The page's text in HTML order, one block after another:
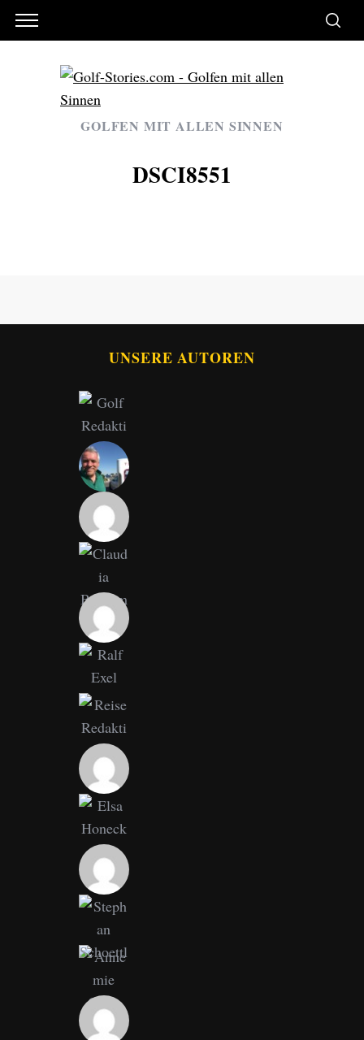
GOLFEN MIT ALLEN SINNEN
DSCI8551
UNSERE AUTOREN